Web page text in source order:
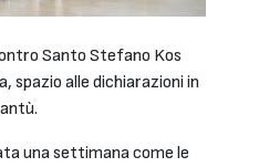
Santo Stefano Kos
spazio alle dichiarazioni in
una settimana come le